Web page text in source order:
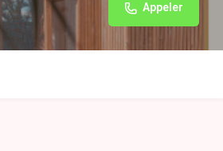
Appeler